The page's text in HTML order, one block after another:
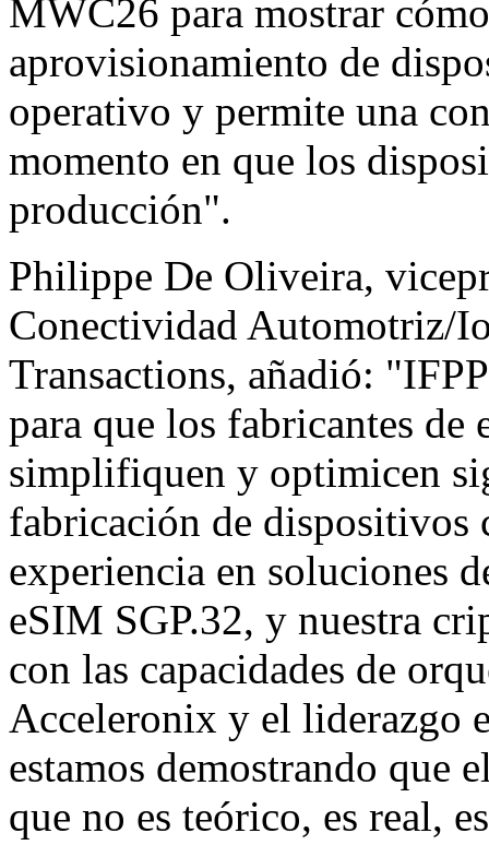
MWC26 para mostrar
aprovisionamiento de
operativo y permite una
momento en que los
producción".
Philippe De Oliveira,
Conectividad Automotriz/
Transactions, añadió:
para que los fabricantes
simplifiquen y optimicen
fabricación de dispositivos
experiencia en soluciones
eSIM SGP.32, y nuestra
con las capacidades de
Acceleronix y el liderazgo
estamos demostrando que
que no es teórico, es real,